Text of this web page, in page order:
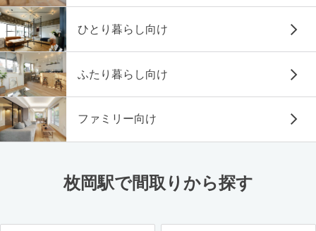
ひとり暮らし向け
ふたり暮らし向け
ファミリー向け
枚岡駅で間取りから探す